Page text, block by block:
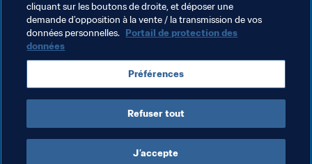
"Félicitations petite sœur ! Continue à travailler pour
aller plus loin encore" - Marc Torrejón, le frère de Marta
et aujourd’hui défenseur à l’Union de Berlin, après être
passé par Fribourg, Kaiserslautern, le Racing de
Santander et l’Espanyol de Barcelone.
cliquant sur les boutons de droite, et déposer une
demande d’opposition à la vente / la transmission de vos
données personnelles. Portail de protection des
données
Préférences
Refuser tout
J’accepte